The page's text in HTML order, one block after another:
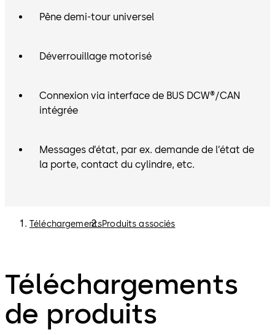
Pêne demi-tour universel
Déverrouillage motorisé
Connexion via interface de BUS DCW®/CAN
intégrée
Messages d’état, par ex. demande de l’état de
la porte, contact du cylindre, etc.
TéléchargementsProduits associés
Téléchargements
de produits